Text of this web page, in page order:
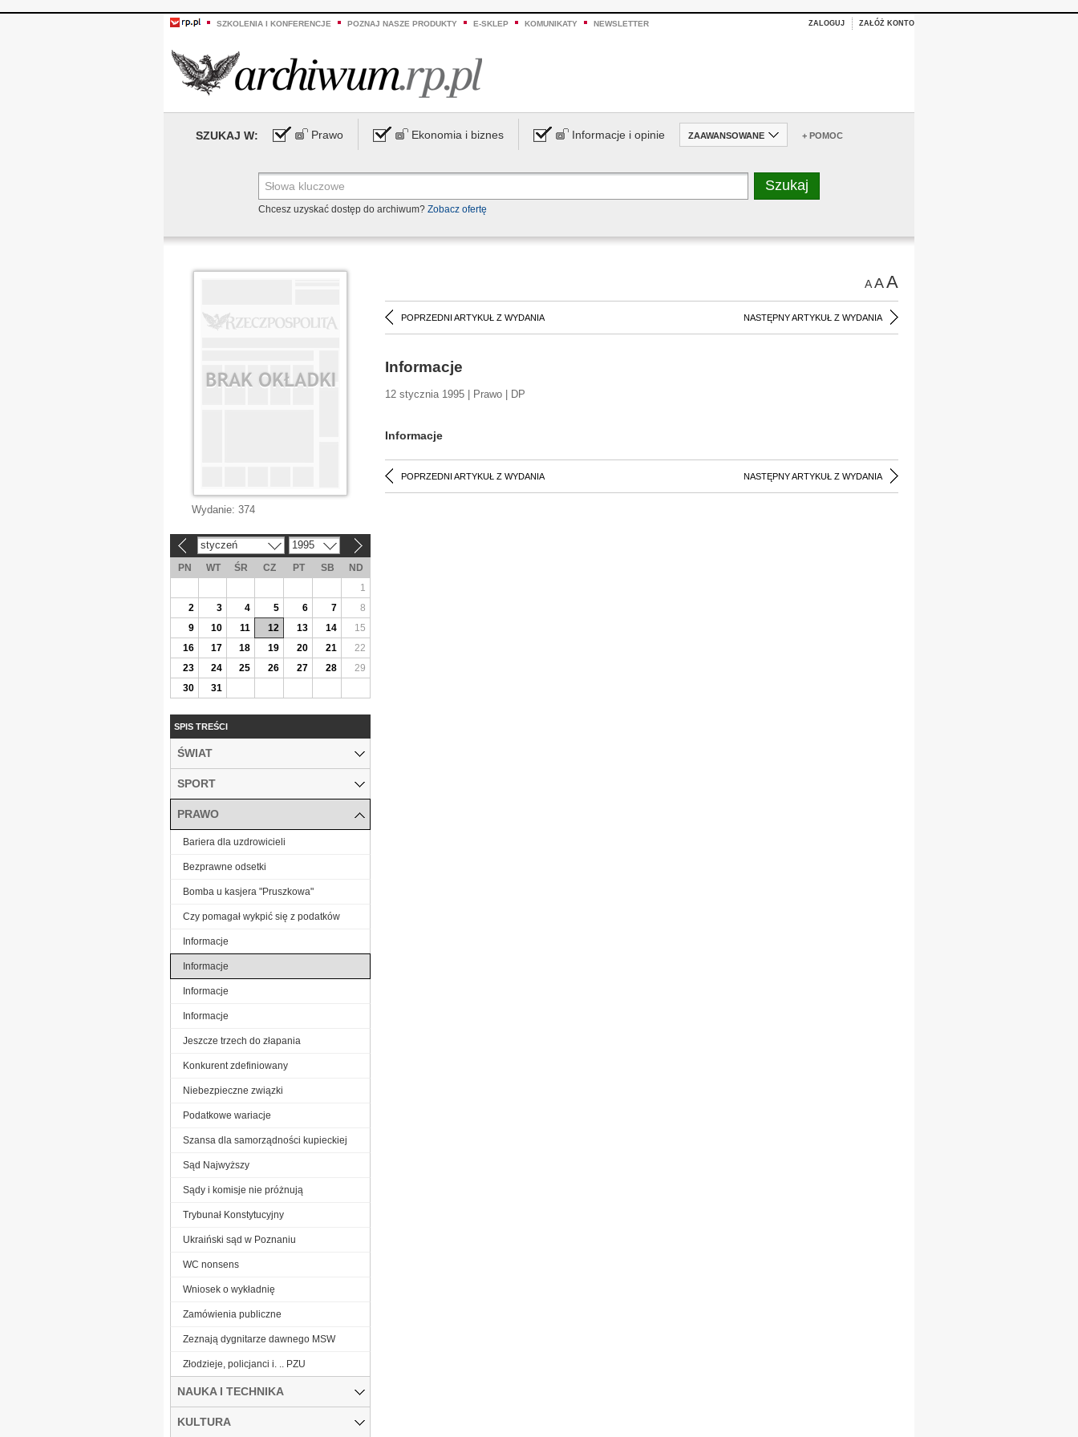
SZKOLENIA I KONFERENCJE POZNAJ NASZE PRODUKTY E-SKLEP KOMUNIKATY NEWSLETTER ZALOGUJ ZAŁÓŻ KONTO
SZUKAJ W: Prawo Ekonomia i biznes Informacje i opinie ZAAWANSOWANE + POMOC
Chcesz uzyskać dostęp do archiwum? Zobacz ofertę
AAA
POPRZEDNI ARTYKUŁ Z WYDANIA NASTĘPNY ARTYKUŁ Z WYDANIA
Informacje
12 stycznia 1995 | Prawo | DP
Informacje
POPRZEDNI ARTYKUŁ Z WYDANIA NASTĘPNY ARTYKUŁ Z WYDANIA
Wydanie: 374
styczeń 1995
PN WT ŚR CZ PT SB
ND
1
2
3 4 5 6 7
8
9
10 11 12 13 14
15
16
17 18 19 20 21
22
23
24 25 26 27 28
29
30
31
SPIS TREŚCI
ŚWIAT
SPORT
PRAWO
Bariera dla uzdrowicieli
Bezprawne odsetki
Bomba u kasjera "Pruszkowa"
Czy pomagał wykpić się z podatków
Informacje
Informacje
Informacje
Informacje
Jeszcze trzech do złapania
Konkurent zdefiniowany
Niebezpieczne związki
Podatkowe wariacje
Szansa dla samorządności kupieckiej
Sąd Najwyższy
Sądy i komisje nie próżnują
Trybunał Konstytucyjny
Ukraiński sąd w Poznaniu
WC nonsens
Wniosek o wykładnię
Zamówienia publiczne
Zeznają dygnitarze dawnego MSW
Złodzieje, policjanci i. .. PZU
NAUKA I TECHNIKA
KULTURA